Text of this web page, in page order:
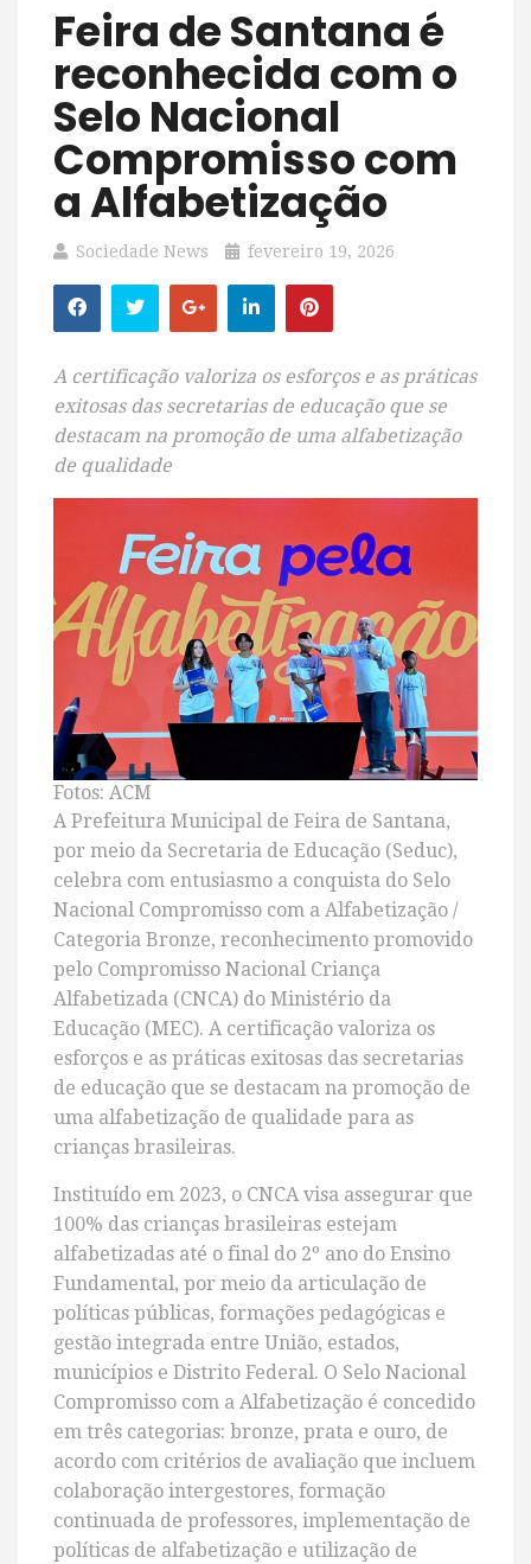
Feira de Santana é
reconhecida com o
Selo Nacional
Compromisso com
a Alfabetização
Sociedade News fevereiro 19, 2026
A certificação valoriza os esforços e as práticas
exitosas das secretarias de educação que se
destacam na promoção de uma alfabetização
de qualidade
Fotos: ACM
A Prefeitura Municipal de Feira de Santana,
por meio da Secretaria de Educação (Seduc),
celebra com entusiasmo a conquista do Selo
Nacional Compromisso com a Alfabetização /
Categoria Bronze, reconhecimento promovido
pelo Compromisso Nacional Criança
Alfabetizada (CNCA) do Ministério da
Educação (MEC). A certificação valoriza os
esforços e as práticas exitosas das secretarias
de educação que se destacam na promoção de
uma alfabetização de qualidade para as
crianças brasileiras.
Instituído em 2023, o CNCA visa assegurar que
100% das crianças brasileiras estejam
alfabetizadas até o final do 2º ano do Ensino
Fundamental, por meio da articulação de
políticas públicas, formações pedagógicas e
gestão integrada entre União, estados,
municípios e Distrito Federal. O Selo Nacional
Compromisso com a Alfabetização é concedido
em três categorias: bronze, prata e ouro, de
acordo com critérios de avaliação que incluem
colaboração intergestores, formação
continuada de professores, implementação de
políticas de alfabetização e utilização de